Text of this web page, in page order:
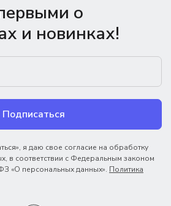
о
и новинках!
Подписаться
я даю свое согласие на обработку
в соответствии с Федеральным законом
«О персональных данных». Политика